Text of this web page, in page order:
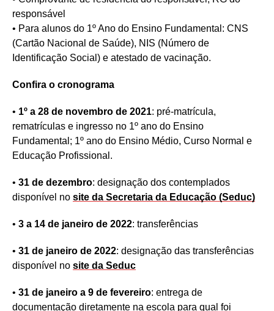
responsável
• Para alunos do 1º Ano do Ensino Fundamental: CNS
(Cartão Nacional de Saúde), NIS (Número de
Identificação Social) e atestado de vacinação.
Confira o cronograma
• 1º a 28 de novembro de 2021: pré-matrícula,
rematrículas e ingresso no 1º ano do Ensino
Fundamental; 1º ano do Ensino Médio, Curso Normal e
Educação Profissional.
• 31 de dezembro: designação dos contemplados
disponível no site da Secretaria da Educação (Seduc)
• 3 a 14 de janeiro de 2022: transferências
• 31 de janeiro de 2022: designação das transferências
disponível no site da Seduc
• 31 de janeiro a 9 de fevereiro: entrega de
documentação diretamente na escola para qual foi